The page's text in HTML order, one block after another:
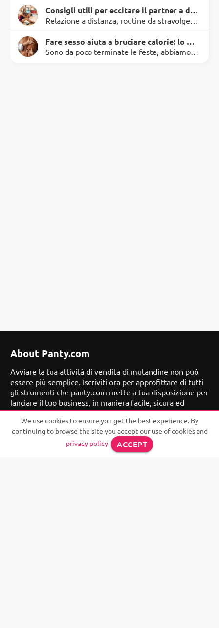
Consigli utili per eccitare il partner a distanza
Relazione a distanza, routine da stravolgere per non cadere nell'abitudine e riaccendere la passione o pura voglia di giocare, stuzzicare e portare il feeling a livelli ancora mai toccati. Molti poss…
Fare sesso aiuta a bruciare calorie: lo dice la scienza.
Sono da poco terminate le feste, abbiamo ingurgitato cibo senza freni e ora...è ora di rimettersi in forma. Iscrizioni in palestra, sessioni di allenamento all'aperto, lunghe camminate nel parco e ore…
About Panty.com
Avviare la tua attività di vendita di mutandine non può
essere più semplice. Iscriviti ora per approfittare di tutti
gli strumenti che panty.com mette a tua disposizione per
lanciare il tuo business, in maniera facile, sicura ed
efficace.
Panty.com
We use cookies to ensure you get the best experience. By
continuing to browse the site you accept our use of cookies and
privacy policy. ACCEPT